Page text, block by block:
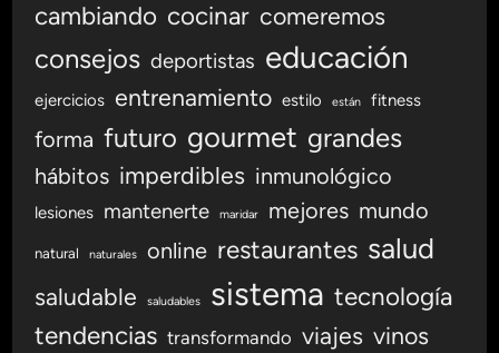
c
a
R
e
t
a
r
a
cambiando cocinar comeremos
consejos deportistas educación
ejercicios entrenamiento estilo están fitness
forma futuro gourmet grandes
hábitos imperdibles inmunológico
lesiones mantenerte maridar mejores mundo
natural naturales online restaurantes salud
saludable saludables sistema tecnología
tendencias transformando viajes vinos